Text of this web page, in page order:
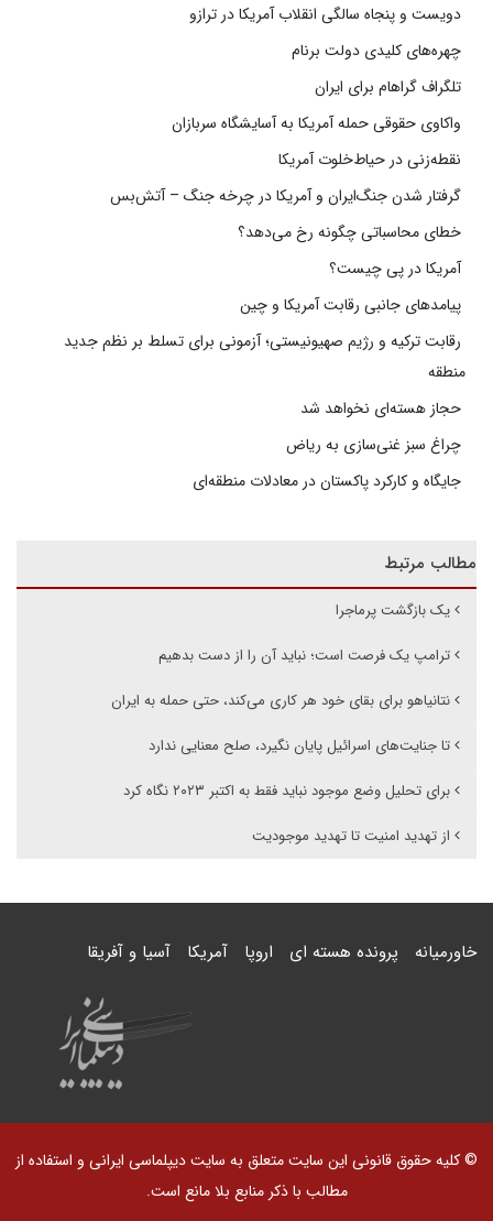
دویست و پنجاه سالگی انقلاب آمریکا در ترازو
چهره‌های کلیدی دولت برنام
تلگراف گراهام برای ایران
واکاوی حقوقی حمله آمریکا به آسایشگاه سربازان
نقطه‌زنی در حیاط‌خلوت آمریکا
گرفتار شدن جنگ‌ایران و آمریکا در چرخه جنگ – آتش‌بس
خطای محاسباتی چگونه رخ می‌دهد؟
آمریکا در پی چیست؟
پیامدهای جانبی رقابت آمریکا و چین
رقابت ترکیه و رژیم صهیونیستی؛ آزمونی برای تسلط بر نظم جدید
منطقه
حجاز هسته‌ای نخواهد شد
چراغ سبز غنی‌سازی به ریاض
جایگاه و کارکرد پاکستان در معادلات منطقه‌ای
مطالب مرتبط
یک بازگشت پر‌ماجرا
ترامپ یک فرصت است؛ نباید آن را از دست بدهیم
نتانیاهو برای بقای خود هر کاری می‌کند، حتی حمله به ایران
تا جنایت‌های اسرائیل پایان نگیرد، صلح معنایی ندارد
برای تحلیل وضع موجود نباید فقط به اکتبر ۲۰۲۳ نگاه کرد
از تهدید امنیت تا تهدید موجودیت
خاورمیانه پرونده هسته ای اروپا آمریکا آسیا و آفریقا
© کلیه حقوق قانونی این سایت متعلق به سایت دیپلماسی ایرانی و استفاده از
مطالب با ذکر منابع بلا مانع است.